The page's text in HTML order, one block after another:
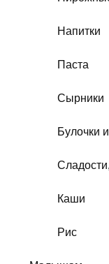
Напитки
Паста
Сырники
Булочки
Каши
Рис